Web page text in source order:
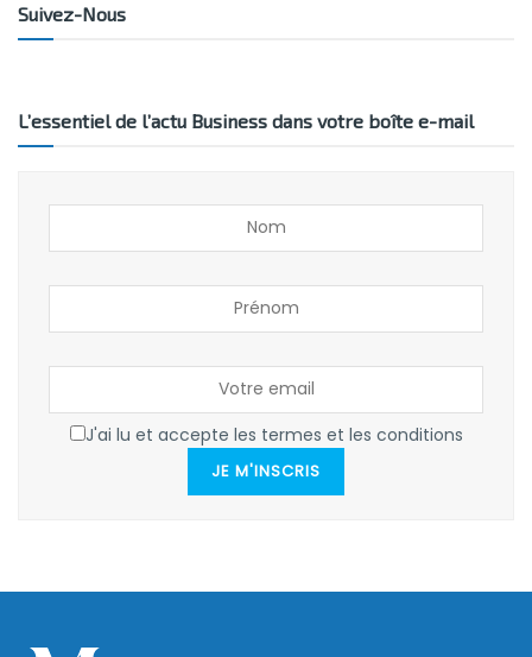
Suivez-Nous
L’essentiel de l’actu Business dans votre boîte e-mail
J'ai lu et accepte les termes et les conditions
JE M'INSCRIS